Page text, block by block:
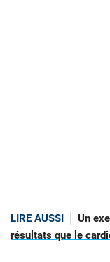
LIRE AUSSI
Un
résultats que le